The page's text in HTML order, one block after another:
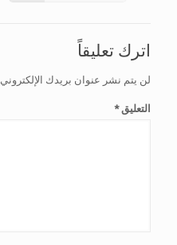
اترك تعليقاً
لن يتم نشر عنوان بريدك الإلكتروني.
التعليق*